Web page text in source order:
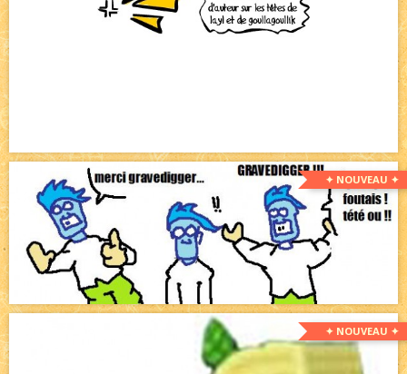
✦ NOUVEAU ✦
✦ NOUVEAU ✦